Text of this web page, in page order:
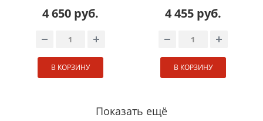
4 650 руб.
В КОРЗИНУ
4 455 руб.
В КОРЗИНУ
Показать ещё